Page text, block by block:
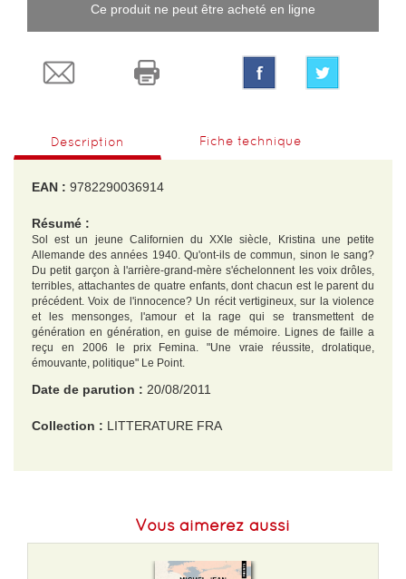
Ce produit ne peut être acheté en ligne
Description Fiche technique
EAN : 9782290036914
Résumé :
Sol est un jeune Californien du XXIe siècle, Kristina une petite
Allemande des années 1940. Qu'ont-ils de commun, sinon le sang?
Du petit garçon à l'arrière-grand-mère s'échelonnent les voix drôles,
terribles, attachantes de quatre enfants, dont chacun est le parent du
précédent. Voix de l'innocence? Un récit vertigineux, sur la violence
et les mensonges, l'amour et la rage qui se transmettent de
génération en génération, en guise de mémoire. Lignes de faille a
reçu en 2006 le prix Femina. "Une vraie réussite, drolatique,
émouvante, politique" Le Point.
Date de parution : 20/08/2011
Collection : LITTERATURE FRA
Vous aimerez aussi